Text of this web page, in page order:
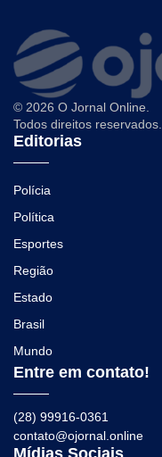
© 2026 O Jornal Online.
Todos direitos reservados.
Editorias
Polícia
Política
Esportes
Região
Estado
Brasil
Mundo
Entre em contato!
(28) 99916-0361
contato@ojornal.online